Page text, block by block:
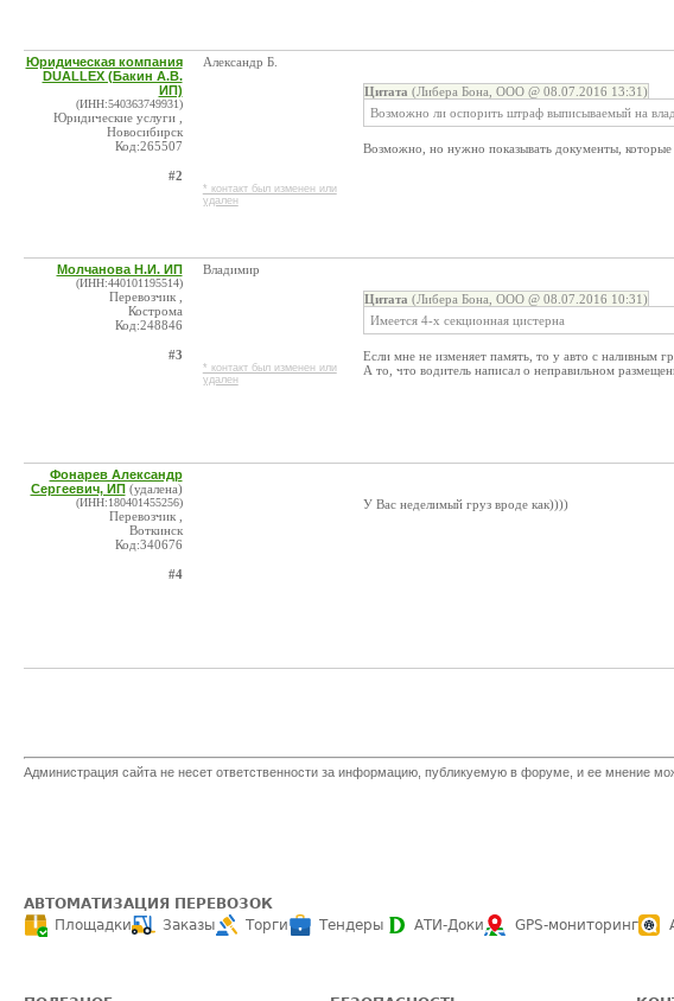
Юридическая компания
DUALLEX (Бакин А.В.
ИП)
(ИНН:540363749931)
Юридические услуги ,
Новосибирск
Код:265507
#2
Александр Б.
* контакт был изменен или
удален
Цитата (Либера Бона, ООО @ 08.07.2016 13:31)
Возможно ли оспорить штраф выписываемый на
Возможно, но нужно показывать документы,
Молчанова Н.И. ИП
(ИНН:440101195514)
Перевозчик ,
Кострома
Код:248846
#3
Владимир
* контакт был изменен или
удален
Цитата (Либера Бона, ООО @ 08.07.2016 10:31)
Имеется 4-х секционная цистерна
Если мне не изменяет память, то у авто с наливным
А то, что водитель написал о неправильном
Фонарев Александр
Сергеевич, ИП (удалена)
(ИНН:180401455256)
Перевозчик ,
Воткинск
Код:340676
#4
У Вас неделимый груз вроде как))))
Администрация сайта не несет ответственности за информацию, публикуемую в форуме, и ее мнение
АВТОМАТИЗАЦИЯ ПЕРЕВОЗОК
Площадки
Заказы Торги Тендеры АТИ-Доки GPS-мониторинг